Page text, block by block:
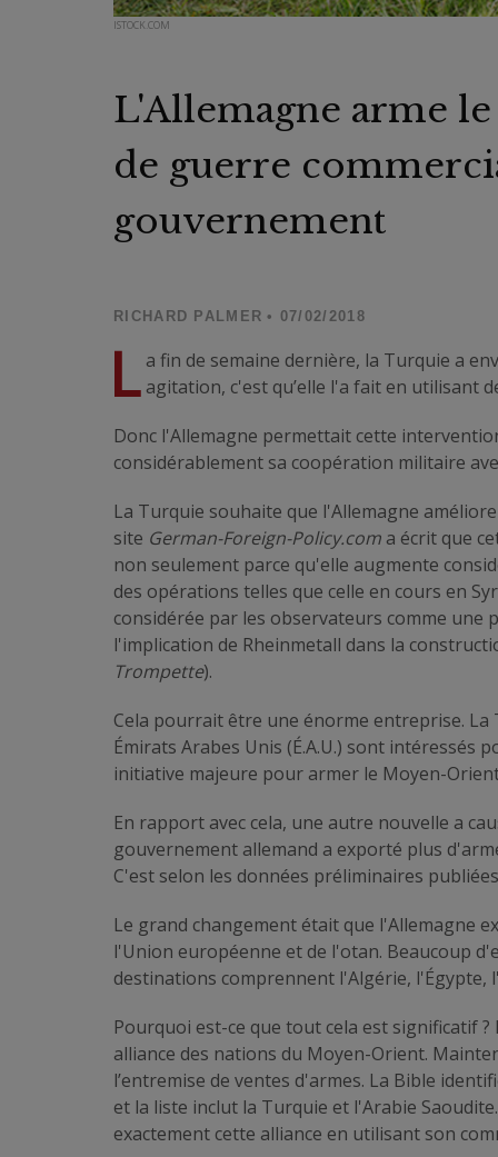
ISTOCK.COM
L'Allemagne arme
de guerre
gouvernement
RICHARD PALMER • 07/02/2018
L a fin de semaine dernière, la Turquie a
agitation, c'est qu’elle l'a fait en utilisant
Donc l'Allemagne permettait cette
considérablement sa coopération militaire
La Turquie souhaite que l'Allemagne
site German-Foreign-Policy.com a écrit que
non seulement parce qu'elle augmente
des opérations telles que celle en cours en
considérée par les observateurs comme
l'implication de Rheinmetall dans la
Trompette).
Cela pourrait être une énorme entreprise. La
Émirats Arabes Unis (É.A.U.) sont intéressés
initiative majeure pour armer le Moyen-
En rapport avec cela, une autre nouvelle a
gouvernement allemand a exporté plus
C'est selon les données préliminaires
Le grand changement était que l'Allemagne
l'Union européenne et de l'otan. Beaucoup
destinations comprennent l'Algérie, l'Égypte,
Pourquoi est-ce que tout cela est significatif
alliance des nations du Moyen-Orient.
l’entremise de ventes d'armes. La Bible
et la liste inclut la Turquie et l'Arabie
exactement cette alliance en utilisant son